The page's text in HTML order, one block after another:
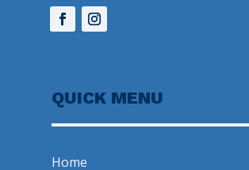
QUICK MENU
Home